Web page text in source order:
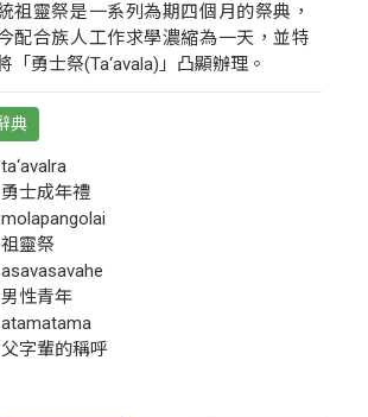
祖靈祭是一系列為期四個月的祭典，
配合族人工作求學濃縮為一天，並特
「勇士祭(Ta‘avala)」凸顯辦理。
典
ta‘avalra
勇士成年禮
molapangolai
祖靈祭
asavasavahe
男性青年
atamatama
父字輩的稱呼